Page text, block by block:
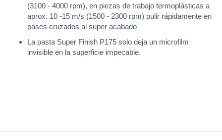
(3100 - 4000 rpm), en piezas de trabajo termoplásticas a
aprox. 10 -15 m/s (1500 - 2300 rpm) pulir rápidamente en
pases cruzados al super acabado
La pasta Super Finish P175 solo deja un microfilm
invisible en la superficie impecable.